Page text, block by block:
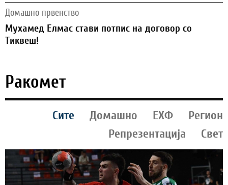
Домашно првенство
Мухамед Елмас стави потпис на договор со
Тиквеш!
Ракомет
Сите Домашно ЕХФ
Регион
Репрезентација
Свет